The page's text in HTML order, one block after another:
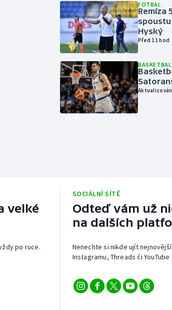
FOTBAL
Remíza
Hyský
Před 11 hod
BASKETBAL
velké
po ruce.
SOCIÁLNÍ SÍTĚ
Odteď vám už
na dalších
Nenechte si nikde ujít
Instagramu, Threads či